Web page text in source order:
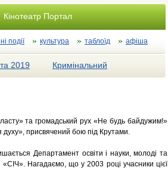
Кінотеатр Портал
події культура таблоїд афіша
2019
Кримінальний
та громадський рух «Не будь байдужим!»
духу», присвячений бою під Крутами.
Департамент освіти і науки, молоді та
Нагадаємо, що у 2003 році учасники цієї